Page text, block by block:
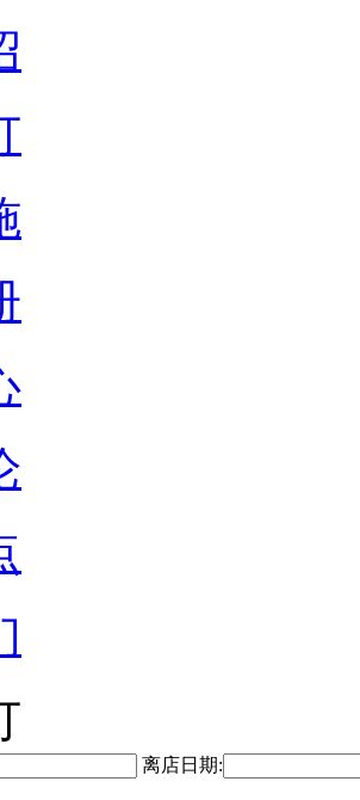
离店日期: